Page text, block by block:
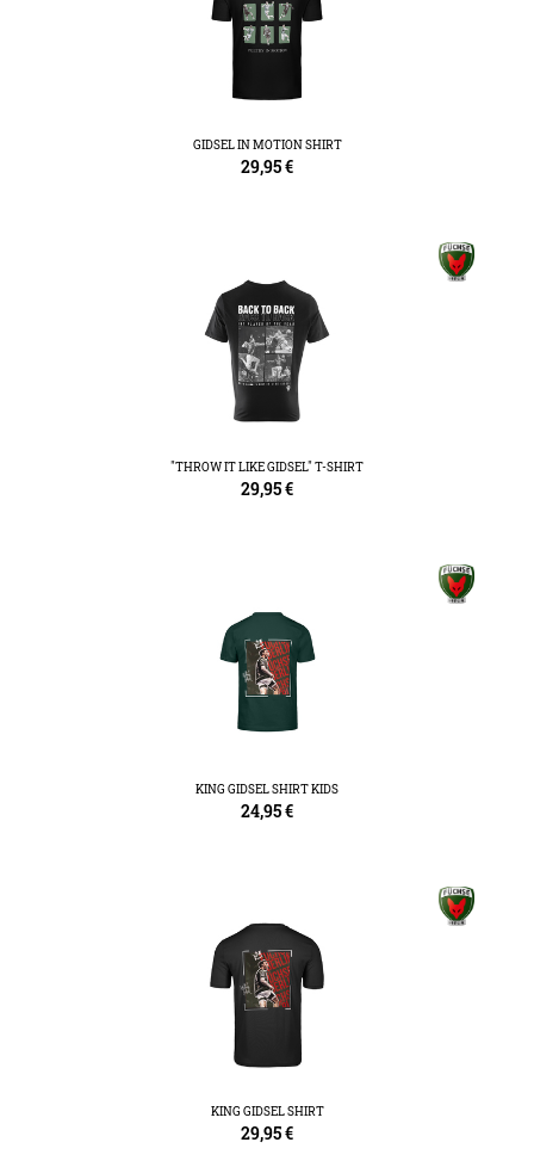
GIDSEL IN MOTION SHIRT
29,95€
"THROW IT LIKE GIDSEL" T-SHIRT
29,95€
KING GIDSEL SHIRT KIDS
24,95€
KING GIDSEL SHIRT
29,95€